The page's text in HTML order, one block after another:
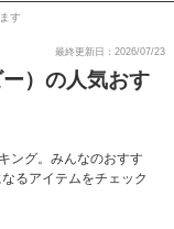
す
最終更新日：2026/07/23
）の人気おす
ング。みんなのおすす
るアイテムをチェック